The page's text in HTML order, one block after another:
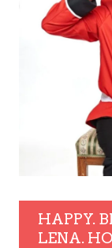
HAPPY.
LENA.